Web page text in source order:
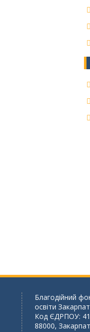
Благодійний
освіти
Код ЄДРПОУ:
88000,